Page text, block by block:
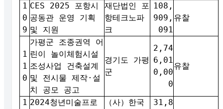
1
0
9
CES 2025 포항시
공동관 운영 기획
및 지원
재단법인 포
항테크노파
크
108,
909,
091
유찰
1
1
0
가평군 조종권역 어
린이 놀이체험시설
조성사업 건축설계
및 전시물 제작·설
치 공모 공고
경기도 가평
군
2,74
6,01
0,00
0
유찰
1 2024청년미술프로
（사）한국
31,8